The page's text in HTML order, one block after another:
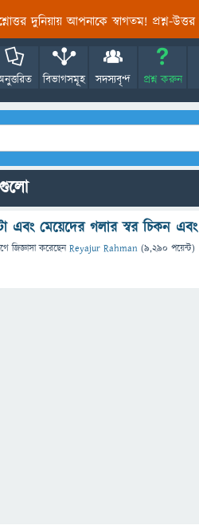
দুনিয়ায় আপনাকে স্বাগতম! প্রশ্ন-
বিভাগসমূহ সদস্যবৃন্দ প্রশ্ন করুন
এবং মেয়েদের গলার স্বর চিকন
জিজ্ঞাসাকরেছেনReyajur Rahman (9,290 পয়েন্ট)